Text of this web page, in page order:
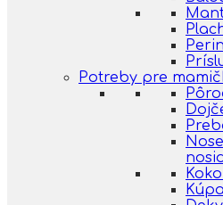
Potreby pre